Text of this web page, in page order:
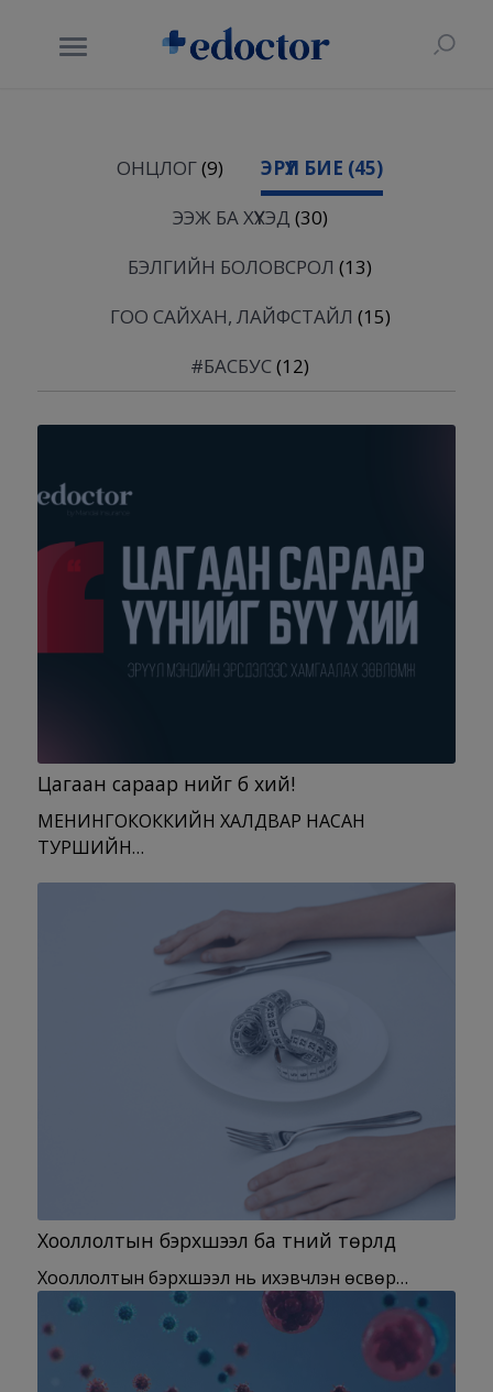
ОНЦЛОГ(9) ЭРҮҮЛ БИЕ (45)
ЭЭЖ БА ХҮҮХЭД (30)
БЭЛГИЙН БОЛОВСРОЛ (13)
ГОО САЙХАН, ЛАЙФСТАЙЛ (15)
#БАСБУС(12)
Цагаан сараар үүнийг бүү хий!
МЕНИНГОКОККИЙН ХАЛДВАР НАСАН
ТУРШИЙН…
Хооллолтын бэрхшээл ба түүний төрлүүд
Хооллолтын бэрхшээл нь ихэвчлэн өсвөр…